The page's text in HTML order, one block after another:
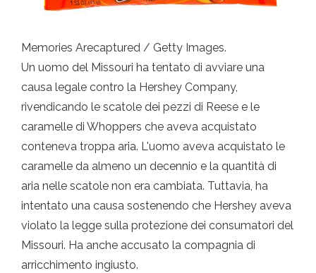
Memories Arecaptured / Getty Images.
Un uomo del Missouri ha tentato di avviare una
causa legale contro la Hershey Company,
rivendicando le scatole dei pezzi di Reese e le
caramelle di Whoppers che aveva acquistato
conteneva troppa aria. L'uomo aveva acquistato le
caramelle da almeno un decennio e la quantità di
aria nelle scatole non era cambiata. Tuttavia, ha
intentato una causa sostenendo che Hershey aveva
violato la legge sulla protezione dei consumatori del
Missouri. Ha anche accusato la compagnia di
arricchimento ingiusto.